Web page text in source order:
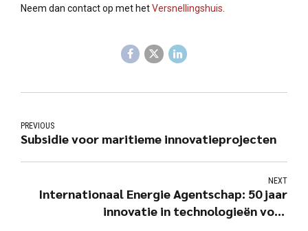
Neem dan contact op met hetVersnellingshuis
PREVIOUS
Subsidie voor maritieme innovatieprojecten
NEXT
Internationaal Energie Agentschap: 50 jaar
innovatie in technologieën voor